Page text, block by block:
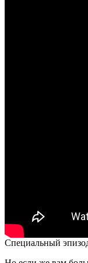
Специальный